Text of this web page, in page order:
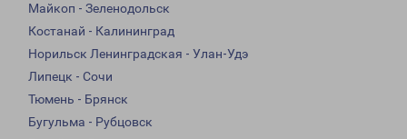
Майкоп - Зеленодольск
Костанай - Калининград
Норильск Ленинградская - Улан-Удэ
Липецк - Сочи
Тюмень - Брянск
Бугульма - Рубцовск